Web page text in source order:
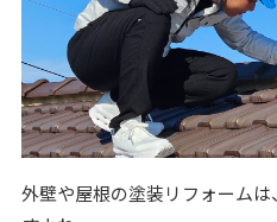
外壁や屋根の塗装リフォーム